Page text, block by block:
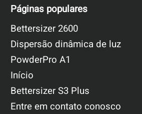
Páginas populares
Bettersizer 2600
Dispersão dinâmica de luz
PowderPro A1
Início
Bettersizer S3 Plus
Entre em contato conosco